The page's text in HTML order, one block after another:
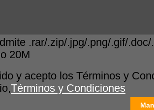
.rar/.zip/.jpg/.png/.gif/
20M
y acepto los Términos y
Términos y Condiciones